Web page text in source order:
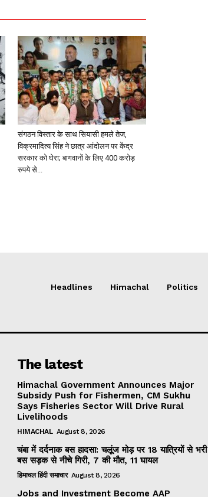
संगठन विस्तार के साथ सियासी हमले तेज,
विक्रमादित्य सिंह ने छात्र आंदोलन पर केंद्र
सरकार को घेरा; बागवानों के लिए 400 करोड़
रुपये से...
Headlines Himachal Politics
The latest
Himachal Government Announces Major
Subsidy Push for Fishermen, CM Sukhu
Says Fisheries Sector Will Drive Rural
Livelihoods
HIMACHAL August 8, 2026
चंबा में दर्दनाक बस हादसा: चलूंज मोड़ पर 18 यात्रियों से भरी
बस सड़क से नीचे गिरी, 7 की मौत, 11 घायल
हिमाचल हिंदी समाचार August 8, 2026
Jobs and Investment Become AAP